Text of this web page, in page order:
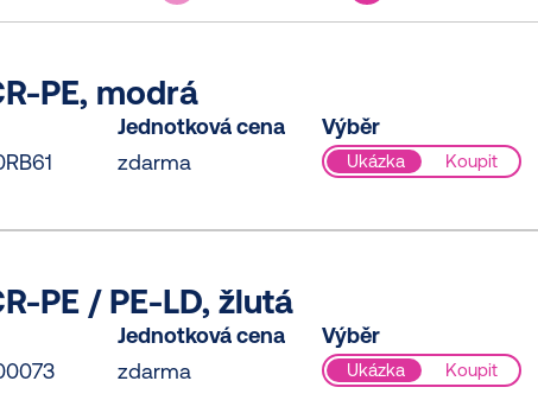
PE, modrá
Jednotková cena
zdarma
Výběr
Ukázka Koupit
PE / PE-LD, žlutá
Jednotková cena
zdarma
Výběr
Ukázka Koupit